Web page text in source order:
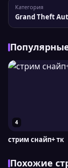
подписчиков, а
одновременных
Категория
Grand Theft
4
стрим снайп+ тк
Похожие